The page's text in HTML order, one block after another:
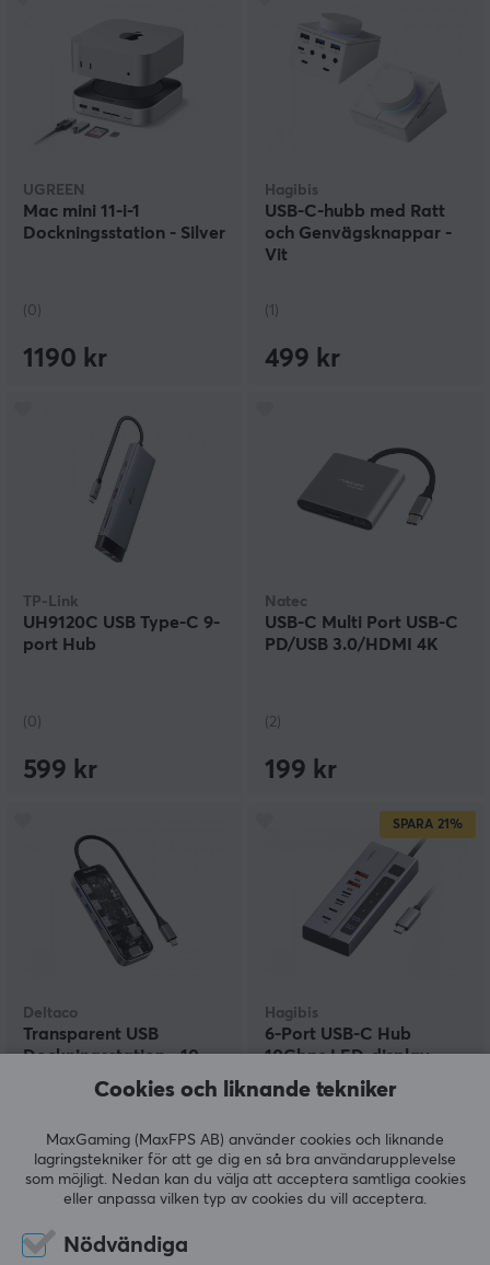
UGREEN
Mac mini 11-i-1
Dockningsstation - Silver
(0)
1190 kr
Hagibis
USB-C-hubb med Ratt
och Genvägsknappar -
Vit
(1)
499 kr
TP-Link
UH9120C USB Type-C 9-
port Hub
(0)
599 kr
Natec
USB-C Multi Port USB-C
PD/USB 3.0/HDMI 4K
(2)
199 kr
Deltaco
Transparent USB
Dockningsstation - 10
990 kr
SPARA 21%
Hagibis
6-Port USB-C Hub
10Gbps LED-display
(0)
549 kr (699 kr)
Cookies och liknande tekniker
MaxGaming (MaxFPS AB) använder cookies och liknande
lagringstekniker för att ge dig en så bra användarupplevelse
som möjligt. Nedan kan du välja att acceptera samtliga cookies
eller anpassa vilken typ av cookies du vill acceptera.
Nödvändiga